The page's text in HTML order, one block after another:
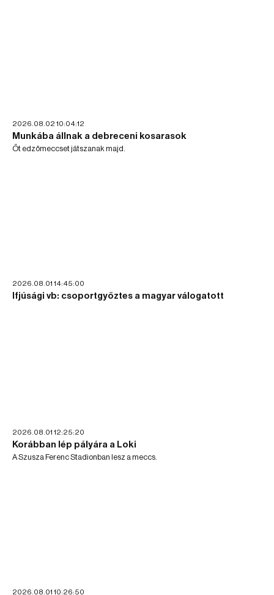
2026.08.02 10:04:12
Munkába állnak a debreceni kosarasok
Őt edzőmeccset játszanak majd.
2026.08.01 14:45:00
Ifjúsági vb: csoportgyőztes a magyar válogatott
2026.08.01 12:25:20
Korábban lép pályára a Loki
A Szusza Ferenc Stadionban lesz a meccs.
2026.08.01 10:26:50